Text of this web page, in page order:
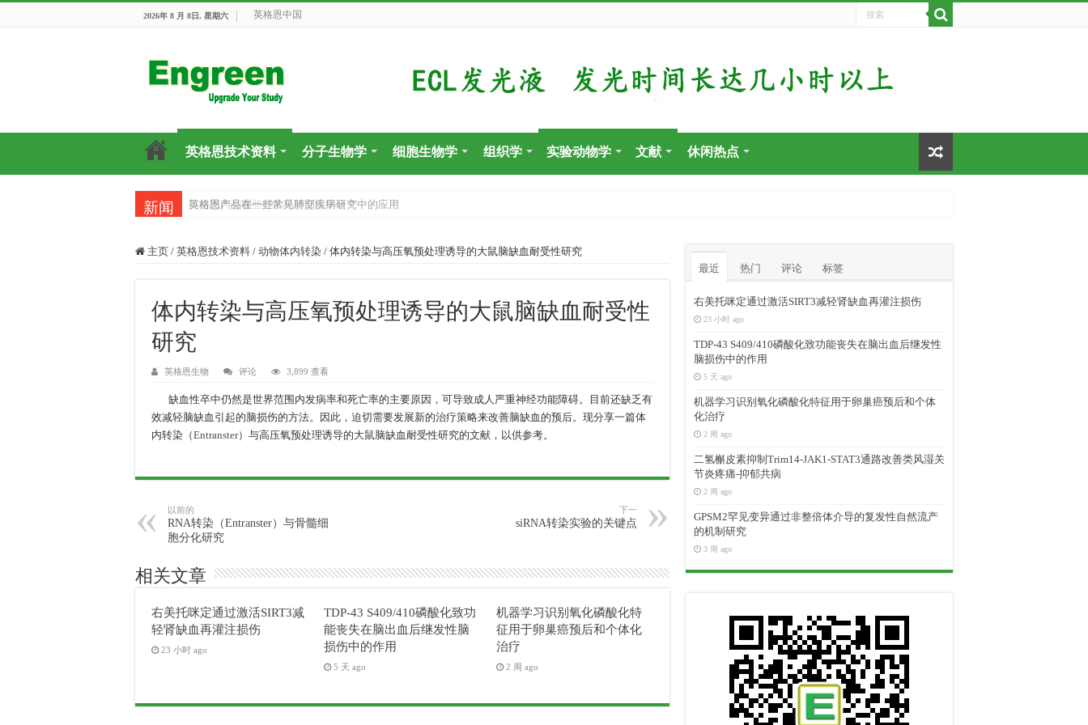
2026年 8 月 8日, 星期六 英格恩中国
英格恩技术资料 分子生物学 细胞生物学 组织学 实验动物学 文献 休闲热点
新闻 英格恩产品在一些常见肺部疾病研究中的应用
目前国内有哪些好的科研交流平台？
主页 / 英格恩技术资料 / 动物体内转染 / 体内转染与高压氧预处理诱导的大鼠脑缺血耐受性研究
体内转染与高压氧预处理诱导的大鼠脑缺血耐受性
研究
英格恩生物 评论 3,899 查看
缺血性卒中仍然是世界范围内发病率和死亡率的主要原因，可导致成人严重神经功能障碍。目前还缺乏有
效减轻脑缺血引起的脑损伤的方法。因此，迫切需要发展新的治疗策略来改善脑缺血的预后。现分享一篇体
内转染（Entranster）与高压氧预处理诱导的大鼠脑缺血耐受性研究的文献，以供参考。
以前的
RNA转染（Entranster）与骨髓细
胞分化研究
下一
siRNA转染实验的关键点
相关文章
右美托咪定通过激活SIRT3减
轻肾缺血再灌注损伤
23 小时 ago
TDP-43 S409/410磷酸化致功
能丧失在脑出血后继发性脑
损伤中的作用
5 天 ago
机器学习识别氧化磷酸化特
征用于卵巢癌预后和个体化
治疗
2 周 ago
最近 热门 评论 标签
右美托咪定通过激活SIRT3减轻肾缺血再灌注损伤
23 小时 ago
TDP-43 S409/410磷酸化致功能丧失在脑出血后继发性
脑损伤中的作用
5 天 ago
机器学习识别氧化磷酸化特征用于卵巢癌预后和个体
化治疗
2 周 ago
二氢槲皮素抑制Trim14-JAK1-STAT3通路改善类风湿关
节炎疼痛-抑郁共病
2 周 ago
GPSM2罕见变异通过非整倍体介导的复发性自然流产
的机制研究
3 周 ago